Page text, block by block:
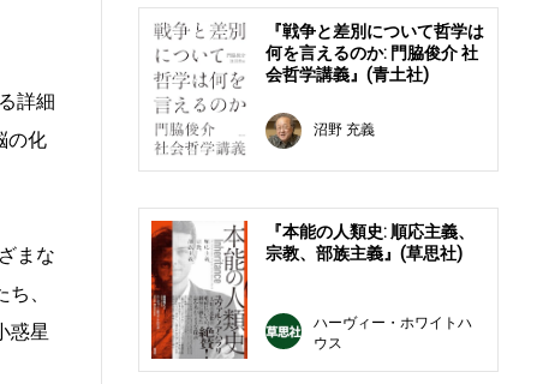
詳細
の化
まな
、
惑星
『戦争と差別について哲学は
何を言えるのか: 門脇俊介 社
会哲学講義』(青土社)
沼野 充義
『本能の人類史: 順応主義、
宗教、部族主義』(草思社)
ハーヴィー・ホワイトハ
ウス